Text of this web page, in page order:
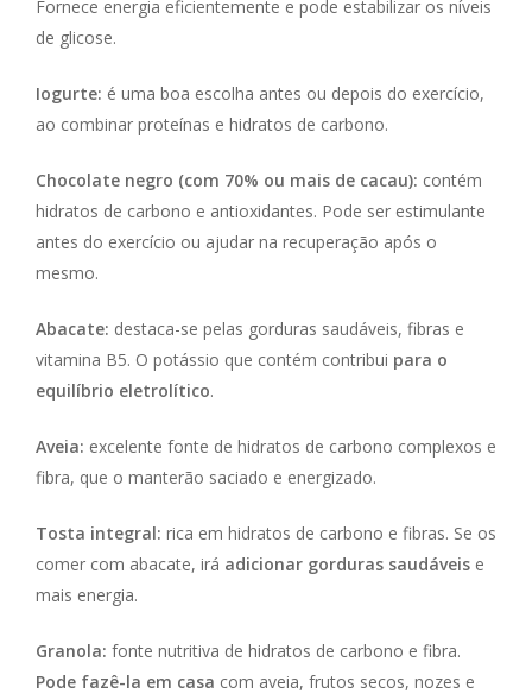
Fornece energia eficientemente e pode estabilizar os níveis
de glicose.
Iogurte: é uma boa escolha antes ou depois do exercício,
ao combinar proteínas e hidratos de carbono.
Chocolate negro (com 70% ou mais de cacau): contém
hidratos de carbono e antioxidantes. Pode ser estimulante
antes do exercício ou ajudar na recuperação após o
mesmo.
Abacate: destaca-se pelas gorduras saudáveis, fibras e
vitamina B5. O potássio que contém contribui para o
equilíbrio eletrolítico.
Aveia: excelente fonte de hidratos de carbono complexos e
fibra, que o manterão saciado e energizado.
Tosta integral: rica em hidratos de carbono e fibras. Se os
comer com abacate, irá adicionar gorduras saudáveis e
mais energia.
Granola: fonte nutritiva de hidratos de carbono e fibra.
Pode fazê-la em casa com aveia, frutos secos, nozes e